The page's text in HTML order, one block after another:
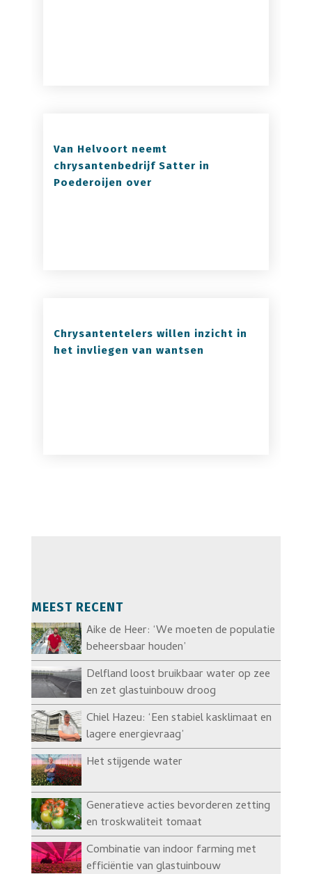
Van Helvoort neemt
chrysantenbedrijf Satter in
Poederoijen over
Chrysantentelers willen inzicht in
het invliegen van wantsen
MEEST RECENT
Aike de Heer: ‘We moeten de populatie
beheersbaar houden’
Delfland loost bruikbaar water op zee
en zet glastuinbouw droog
Chiel Hazeu: ‘Een stabiel kasklimaat en
lagere energievraag’
Het stijgende water
Generatieve acties bevorderen zetting
en troskwaliteit tomaat
Combinatie van indoor farming met
efficiëntie van glastuinbouw